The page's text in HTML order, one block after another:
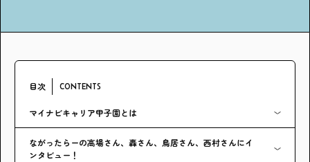
目次 CONTENTS
マイナビキャリア甲子園とは
ながったらーの高場さん、轟さん、鳥居さん、西村さんにイ
ンタビュー！